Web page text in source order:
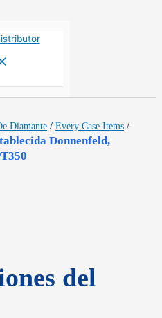
Diamante / Every Case Items /
Donnenfeld,
del